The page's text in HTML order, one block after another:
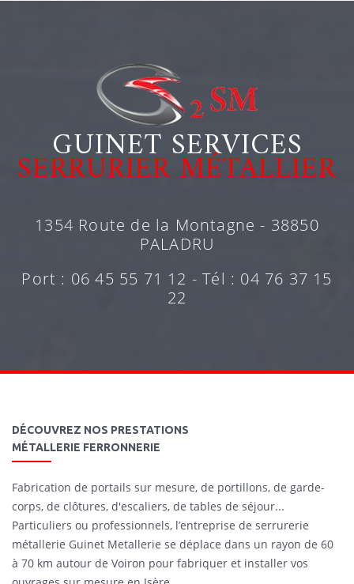
GUINET SERVICES
SERRURIER MÉTALLIER
1354 Route de la Montagne - 38850
PALADRU
Port : 06 45 55 71 12 - Tél : 04 76 37 15
22
DÉCOUVREZ NOS PRESTATIONS
MÉTALLERIE FERRONNERIE
Fabrication de portails sur mesure, de portillons, de garde-
corps, de clôtures, d'escaliers, de tables de séjour...
Particuliers ou professionnels, l’entreprise de serrurerie
métallerie Guinet Metallerie se déplace dans un rayon de 60
à 70 km autour de Voiron pour fabriquer et installer vos